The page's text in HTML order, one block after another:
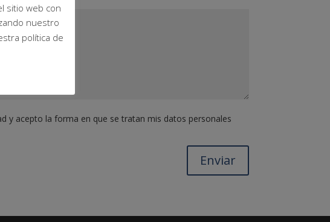
y acepto la forma en que se tratan mis datos personales
Enviar
sitio web con
nuestro
política de